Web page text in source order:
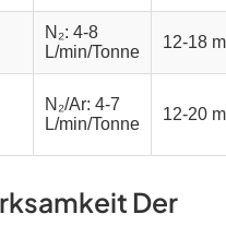
N₂: 4-8
L/min/Tonne
12-18
N₂/Ar: 4-7
L/min/Tonne
12-20
Der